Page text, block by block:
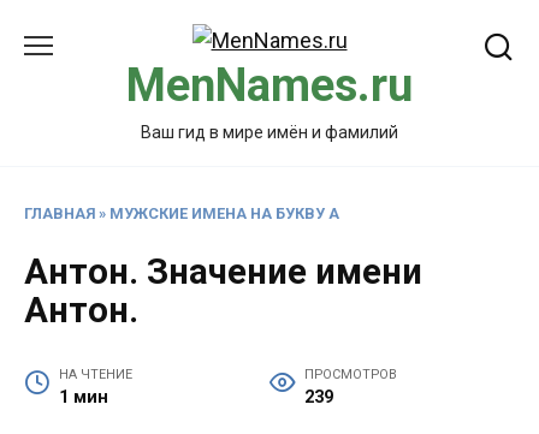
MenNames.ru
Ваш гид в мире имён и фамилий
ГЛАВНАЯ » МУЖСКИЕ ИМЕНА НА БУКВУ А
Антон. Значение имени
Антон.
НА ЧТЕНИЕ
1 мин
ПРОСМОТРОВ
239